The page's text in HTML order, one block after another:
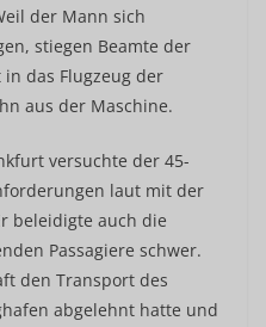
der Mann sich
stiegen Beamte der
das Flugzeug der
aus der Maschine.
versuchte der 45-
laut mit der
beleidigte auch die
Passagiere schwer.
den Transport des
abgelehnt hatte und